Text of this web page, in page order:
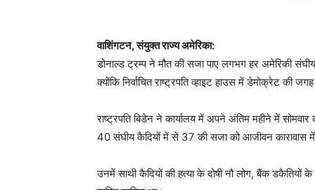
वाशिंगटन, संयुक्त राज्य अमेरिका:
डोनाल्ड ट्रम्प ने मौत की सजा पाए लगभग हर अमेरिकी
क्योंकि निर्वाचित राष्ट्रपति व्हाइट हाउस में डेमोक्रेट की
राष्ट्रपति बिडेन ने कार्यालय में अपने अंतिम महीने में सोमवार
40 संघीय कैदियों में से 37 की सजा को आजीवन कारावास
उनमें साथी कैदियों की हत्या के दोषी नौ लोग, बैंक डकैतियों